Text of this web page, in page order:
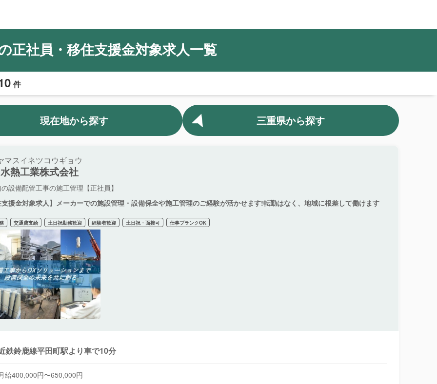
正社員・移住支援金対象求人一覧
件
現在地から探す 三重県から探す
マスイネツコウギョウ
熱工業株式会社
設備配管工事の施工管理【正社員】
援金対象求人】メーカーでの施設管理・設備保全や施工管理のご経験が活かせます!転勤はなく、地域に根差して働けます
交通費支給 土日祝勤務歓迎 経験者歓迎 土日祝・面接可 仕事ブランクOK
鉄鈴鹿線平田町駅より車で10分
給400,000円〜650,000円